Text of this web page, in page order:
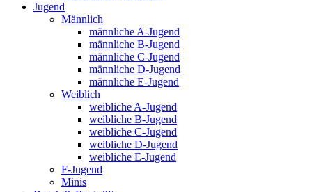
Jugend
Männlich
männliche A-Jugend
männliche B-Jugend
männliche C-Jugend
männliche D-Jugend
männliche E-Jugend
Weiblich
weibliche A-Jugend
weibliche B-Jugend
weibliche C-Jugend
weibliche D-Jugend
weibliche E-Jugend
F-Jugend
Minis